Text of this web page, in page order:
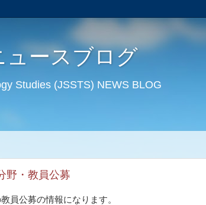
ュースブログ
Studies (JSSTS) NEWS BLOG
野・教員公募
員公募の情報になります。